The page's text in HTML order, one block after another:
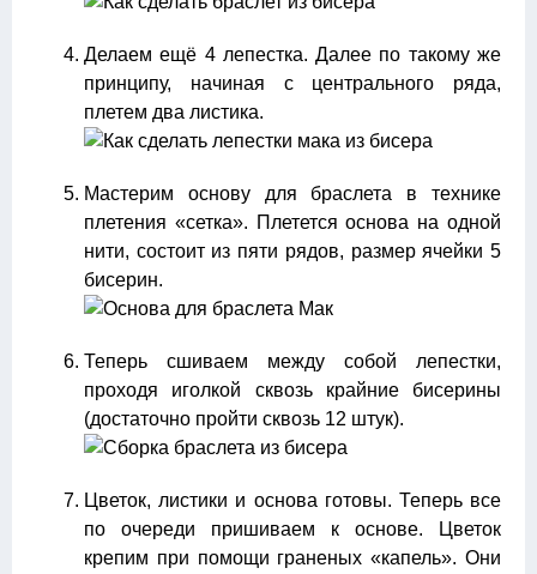
Делаем ещё 4 лепестка. Далее по такому же
принципу, начиная с центрального ряда,
плетем два листика.
Мастерим основу для браслета в технике
плетения «сетка». Плетется основа на одной
нити, состоит из пяти рядов, размер ячейки 5
бисерин.
Теперь сшиваем между собой лепестки,
проходя иголкой сквозь крайние бисерины
(достаточно пройти сквозь 12 штук).
Цветок, листики и основа готовы. Теперь все
по очереди пришиваем к основе. Цветок
крепим при помощи граненых «капель». Они